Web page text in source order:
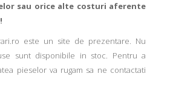
sau orice alte costuri aferente
este un site de prezentare. Nu
sunt disponibile in stoc. Pentru a
pieselor va rugam sa ne contactati